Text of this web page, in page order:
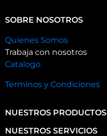
SOBRE NOSOTROS
Quienes Somos
Trabaja con nosotros
Catalogo
Terminos y Condiciones
NUESTROS PRODUCTOS
NUESTROS SERVICIOS